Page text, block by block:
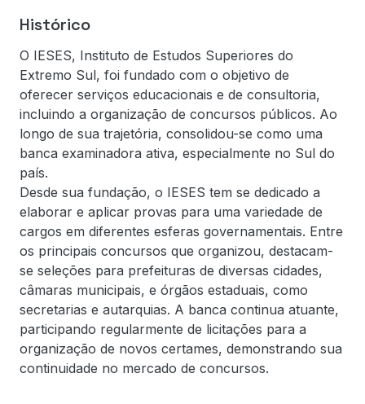
Histórico
O IESES, Instituto de Estudos Superiores do
Extremo Sul, foi fundado com o objetivo de
oferecer serviços educacionais e de consultoria,
incluindo a organização de concursos públicos. Ao
longo de sua trajetória, consolidou-se como uma
banca examinadora ativa, especialmente no Sul do
país.
Desde sua fundação, o IESES tem se dedicado a
elaborar e aplicar provas para uma variedade de
cargos em diferentes esferas governamentais. Entre
os principais concursos que organizou, destacam-
se seleções para prefeituras de diversas cidades,
câmaras municipais, e órgãos estaduais, como
secretarias e autarquias. A banca continua atuante,
participando regularmente de licitações para a
organização de novos certames, demonstrando sua
continuidade no mercado de concursos.